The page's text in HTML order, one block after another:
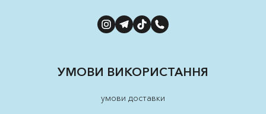
УМОВИ ВИКОРИСТАННЯ
умови доставки